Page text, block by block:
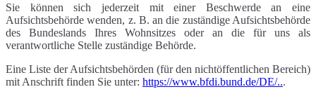
Sie können sich jederzeit mit einer Beschwerde an eine
Aufsichtsbehörde wenden, z. B. an die zuständige Aufsichtsbehörde
des Bundeslands Ihres Wohnsitzes oder an die für uns als
verantwortliche Stelle zuständige Behörde.
Eine Liste der Aufsichtsbehörden (für den nichtöffentlichen Bereich)
mit Anschrift finden Sie unter: https://www.bfdi.bund.de/DE/...